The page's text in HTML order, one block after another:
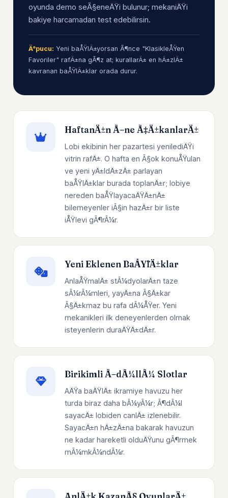
oyunda demo seÃ§eneÄŸi bulunur; mekaniÄŸi
bakiye harcamadan test edebilirsin.
Ä°pucu: Yeni baÅŸlÄ±yorsan Ã¶nce "KlasikleÅŸen
Favoriler" rafÄ±na gÃ¶z at; kurallarÄ± en hÄ±zlÄ±
kavranan baÅŸlÄ±klar orada durur.
HaftanÄ±n Ã–ne Ã‡Ä±kanlarÄ±
Lobi ekibinin her pazartesi yenilediÄŸi
vitrin rafÄ±. O hafta en Ã§ok konuÅŸulan
ve yeni yÄ±ldÄ±zÄ± parlayan
baÅŸlÄ±klar burada toplanÄ±r; lobiye
nereden baÅŸlayacaÄŸÄ±nÄ±
bilemeyenler iÃ§in hazÄ±r bir liste
iÅŸlevi gÃ¶rÃ¼r.
Yeni Eklenen BaÅŸlÄ±klar
AnlaÅŸmalÄ± stÃ¼dyolarÄ±n taze
sÃ¼rÃ¼mleri, yayÄ±na Ã§Ä±kar
Ã§Ä±kmaz bu rafa dÃ¼ÅŸer. Yeni
mekanikleri ilk deneyenlerden olmak
isteyenlerin duraÄŸÄ±dÄ±r.
Birikimli Ã–dÃ¼llÃ¼ Slotlar
AÄŸa baÄŸlÄ± ikramiye havuzu her
turda biraz daha bÃ¼yÃ¼r; Ã¶dÃ¼l
sayacÄ± lobiden canlÄ± izlenebilir.
SayacÄ±n hÄ±zÄ±na bakarak havuzun
ne kadar hareketli olduÄŸunu gÃ¶rmek
mÃ¼mkÃ¼ndÃ¼r.